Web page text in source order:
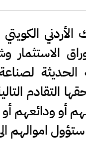
الاستثمار
الحديثة
التقادم
أو ودائعهم
اموالهم الى